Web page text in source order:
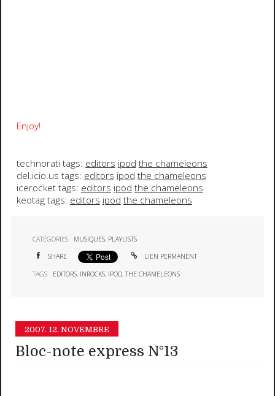
Enjoy!
technorati tags: editors ipod the chameleons
del.icio.us tags: editors ipod the chameleons
icerocket tags: editors ipod the chameleons
keotag tags: editors ipod the chameleons
CATÉGORIES : MUSIQUES, PLAYLISTS
SHARE LIEN PERMANENT
TAGS : EDITORS, INROCKS, IPOD,THE CHAMELEONS
2007. 12. NOVEMBRE
Bloc-note express N°13